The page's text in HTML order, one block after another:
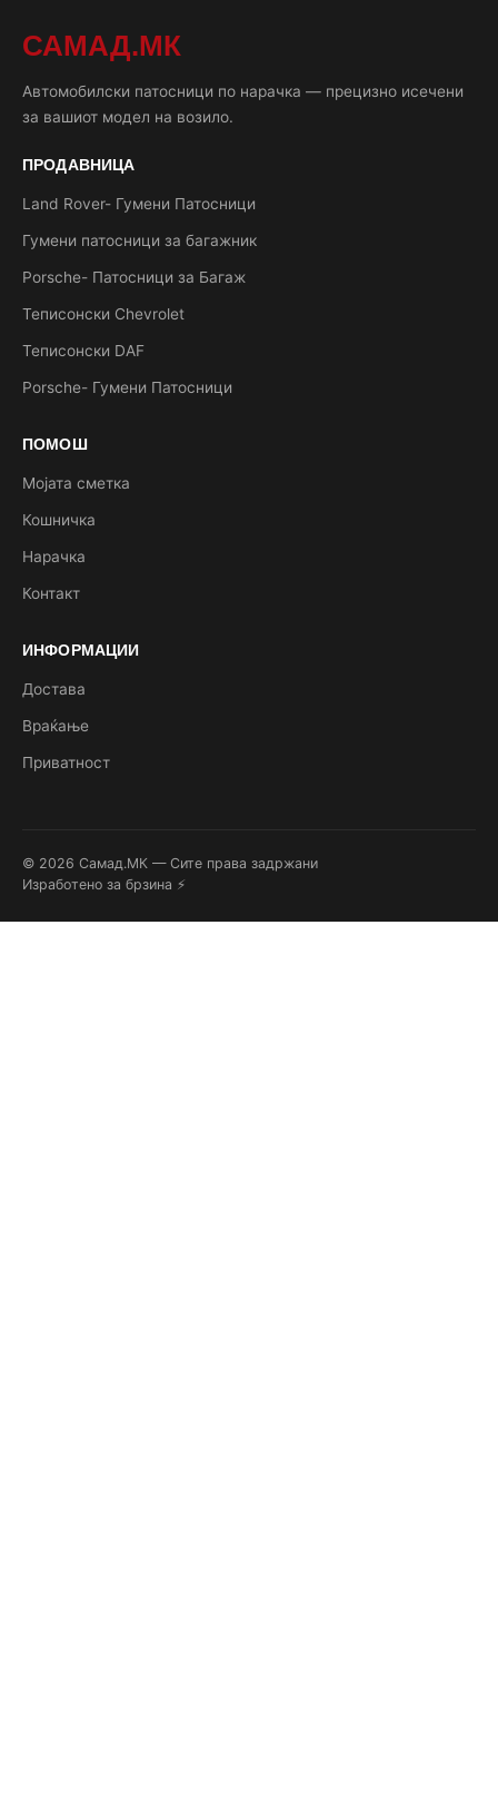
САМАД.МК
Автомобилски патосници по нарачка — прецизно исечени
за вашиот модел на возило.
ПРОДАВНИЦА
Land Rover- Гумени Патосници
Гумени патосници за багажник
Porsche- Патосници за Багаж
Теписонски Chevrolet
Теписонски DAF
Porsche- Гумени Патосници
ПОМОШ
Мојата сметка
Кошничка
Нарачка
Контакт
ИНФОРМАЦИИ
Достава
Враќање
Приватност
© 2026 Самад.МК — Сите права задржани
Изработено за брзина ⚡